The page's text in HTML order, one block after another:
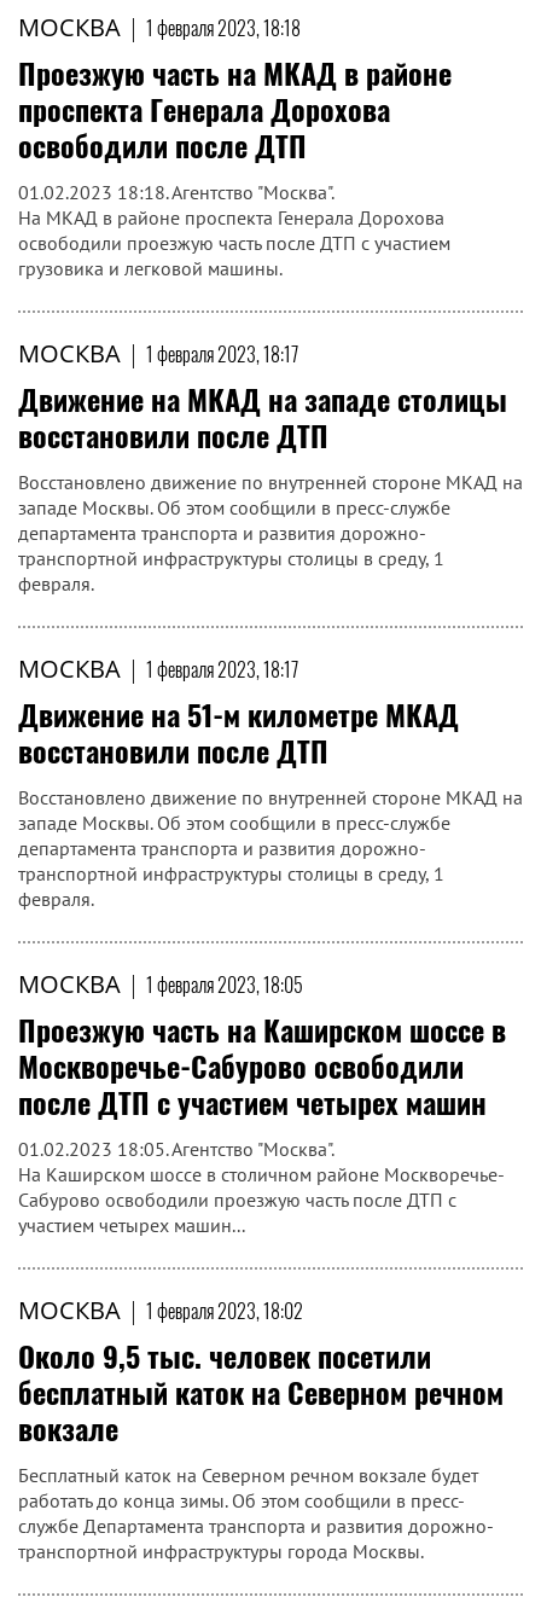
МОСКВА | 1 февраля 2023, 18:18
Проезжую часть на МКАД в районе
проспекта Генерала Дорохова
освободили после ДТП
01.02.2023 18:18. Агентство "Москва".
На МКАД в районе проспекта Генерала Дорохова
освободили проезжую часть после ДТП с участием
грузовика и легковой машины.
МОСКВА | 1 февраля 2023, 18:17
Движение на МКАД на западе столицы
восстановили после ДТП
Восстановлено движение по внутренней стороне МКАД на
западе Москвы. Об этом сообщили в пресс-службе
департамента транспорта и развития дорожно-
транспортной инфраструктуры столицы в среду, 1
февраля.
МОСКВА | 1 февраля 2023, 18:17
Движение на 51-м километре МКАД
восстановили после ДТП
Восстановлено движение по внутренней стороне МКАД на
западе Москвы. Об этом сообщили в пресс-службе
департамента транспорта и развития дорожно-
транспортной инфраструктуры столицы в среду, 1
февраля.
МОСКВА | 1 февраля 2023, 18:05
Проезжую часть на Каширском шоссе в
Москворечье-Сабурово освободили
после ДТП с участием четырех машин
01.02.2023 18:05. Агентство "Москва".
На Каширском шоссе в столичном районе Москворечье-
Сабурово освободили проезжую часть после ДТП с
участием четырех машин...
МОСКВА | 1 февраля 2023, 18:02
Около 9,5 тыс. человек посетили
бесплатный каток на Северном речном
вокзале
Бесплатный каток на Северном речном вокзале будет
работать до конца зимы. Об этом сообщили в пресс-
службе Департамента транспорта и развития дорожно-
транспортной инфраструктуры города Москвы.